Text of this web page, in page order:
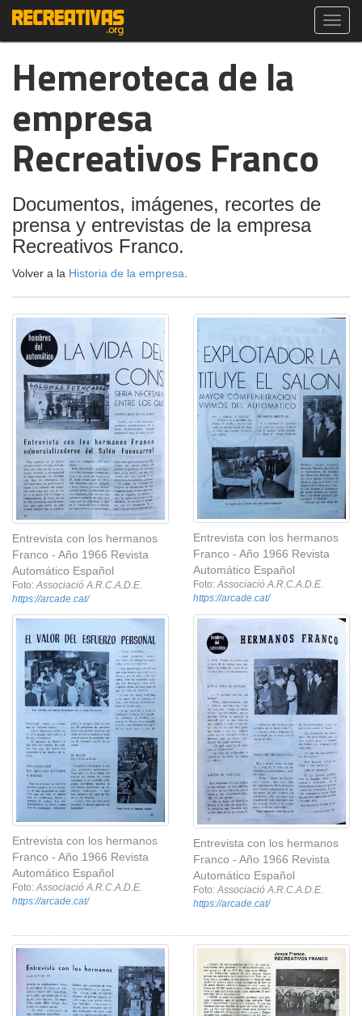
Hemeroteca de la
empresa
Recreativos Franco
Documentos, imágenes, recortes de
prensa y entrevistas de la empresa
Recreativos Franco.
Volver a la Historia de la empresa
Entrevista con los hermanos
Franco - Año 1966 Revista
Automático Español
Foto: Associació A.R.C.A.D.E.
https://arcade.cat/
Entrevista con los hermanos
Franco - Año 1966 Revista
Automático Español
Foto: Associació A.R.C.A.D.E.
https://arcade.cat/
Entrevista con los hermanos
Franco - Año 1966 Revista
Automático Español
Foto: Associació A.R.C.A.D.E.
https://arcade.cat/
Entrevista con los hermanos
Franco - Año 1966 Revista
Automático Español
Foto: Associació A.R.C.A.D.E.
https://arcade.cat/